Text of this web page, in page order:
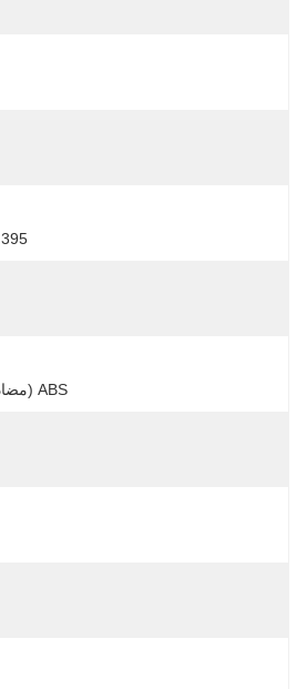
395 مم × 110 مم × 286 مم
ABS (مضاد للأشعة فوق البنفسجية)